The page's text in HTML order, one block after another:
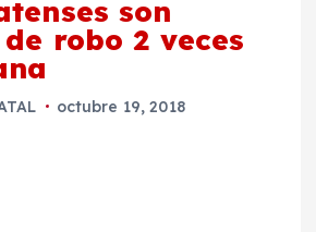
son
robo 2 veces
octubre 19, 2018